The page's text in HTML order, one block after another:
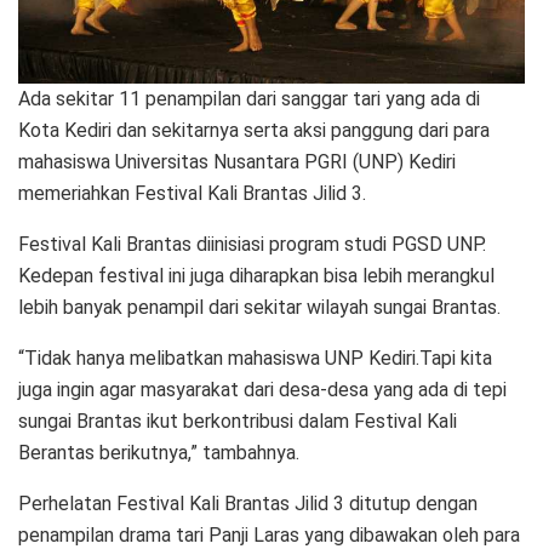
Ada sekitar 11 penampilan dari sanggar tari yang ada di
Kota Kediri dan sekitarnya serta aksi panggung dari para
mahasiswa Universitas Nusantara PGRI (UNP) Kediri
memeriahkan Festival Kali Brantas Jilid 3.
Festival Kali Brantas diinisiasi program studi PGSD UNP.
Kedepan festival ini juga diharapkan bisa lebih merangkul
lebih banyak penampil dari sekitar wilayah sungai Brantas.
“Tidak hanya melibatkan mahasiswa UNP Kediri.Tapi kita
juga ingin agar masyarakat dari desa-desa yang ada di tepi
sungai Brantas ikut berkontribusi dalam Festival Kali
Berantas berikutnya,” tambahnya.
Perhelatan Festival Kali Brantas Jilid 3 ditutup dengan
penampilan drama tari Panji Laras yang dibawakan oleh para